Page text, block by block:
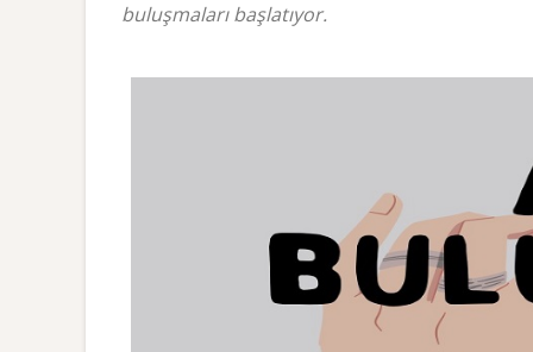
buluşmaları başlatıyor.